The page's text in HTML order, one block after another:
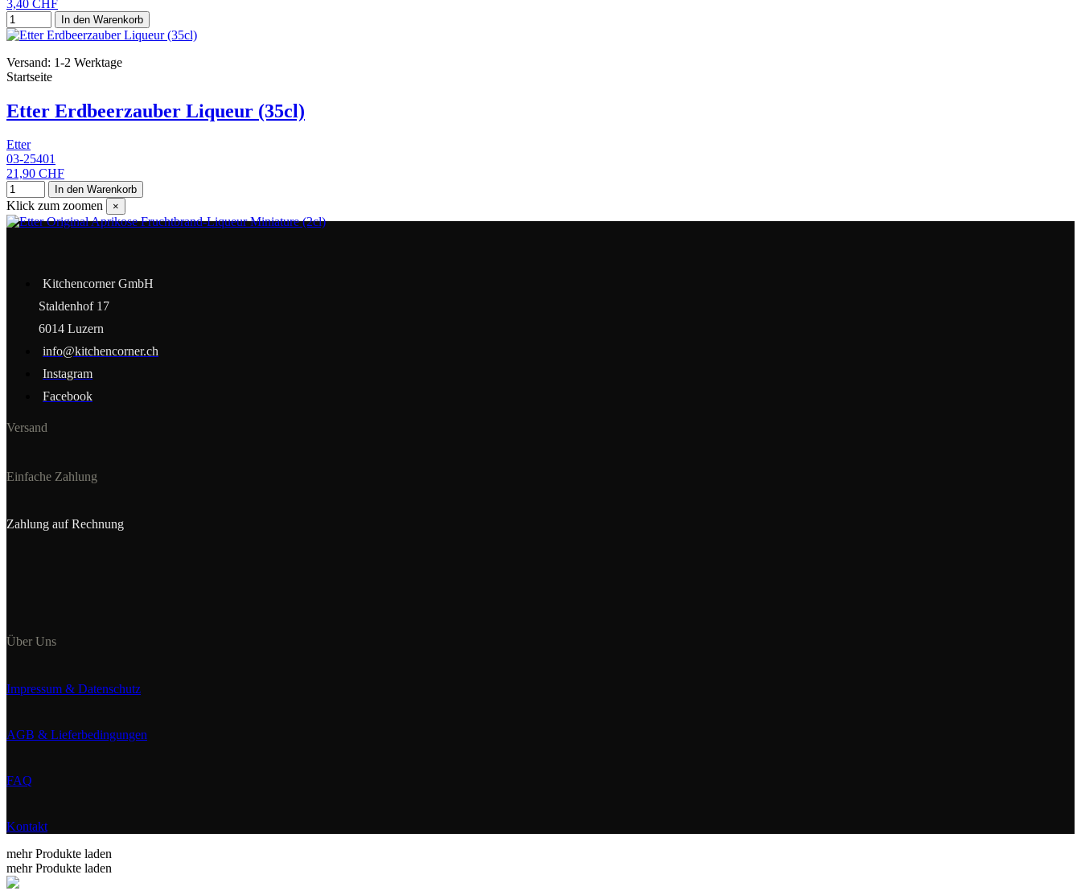
3,40 CHF
In den Warenkorb
Versand: 1-2 Werktage
Startseite
Etter Erdbeerzauber Liqueur (35cl)
Etter
03-25401
21,90 CHF
In den Warenkorb
Klick zum zoomen ×
Kitchencorner GmbH
Staldenhof 17
6014 Luzern
info@kitchencorner.ch
Instagram
Facebook
Versand
Einfache Zahlung
Zahlung auf Rechnung
Über Uns
Impressum & Datenschutz
AGB & Lieferbedingungen
FAQ
Kontakt
mehr Produkte laden
mehr Produkte laden